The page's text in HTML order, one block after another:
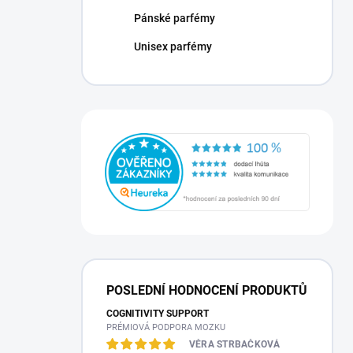
n
Pánské parfémy
Unisex parfémy
POSLEDNÍ HODNOCENÍ PRODUKTŮ
COGNITIVITY SUPPORT
PRÉMIOVÁ PODPORA MOZKU
VĚRA STRBAČKOVÁ